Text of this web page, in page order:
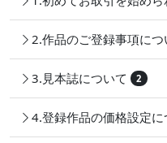
2.作品のご登録事項につ
3.見本誌について 2
4.登録作品の価格設定に